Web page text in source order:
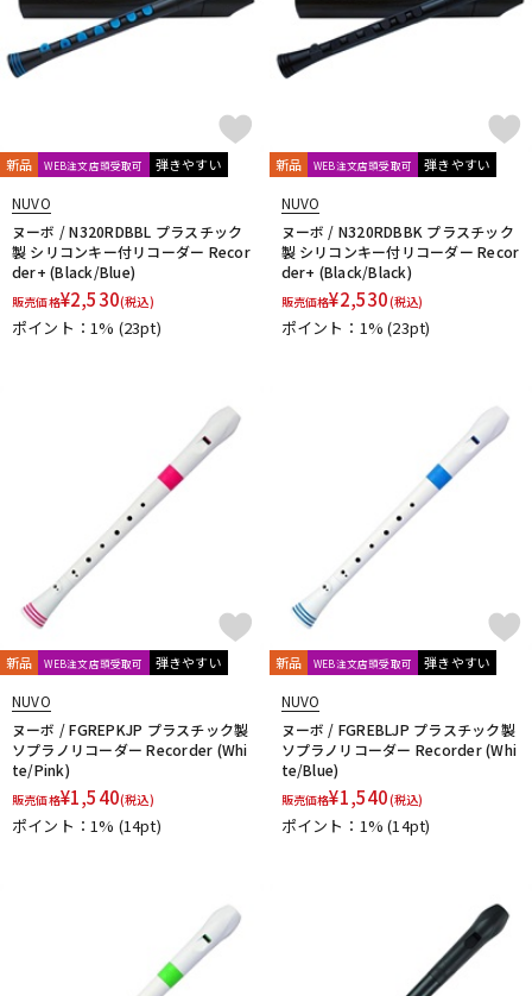
新品 WEB注文店頭受取可 弾きやすい
NUVO
ヌーボ / N320RDBBL プラスチック
製 シリコンキー付リコーダー Recor
der+ (Black/Blue)
販売価格¥2,530(税込)
ポイント：1% (23pt)
新品 WEB注文店頭受取可 弾きやすい
NUVO
ヌーボ / N320RDBBK プラスチック
製 シリコンキー付リコーダー Recor
der+ (Black/Black)
販売価格¥2,530(税込)
ポイント：1%(23pt)
新品 WEB注文店頭受取可 弾きやすい
NUVO
ヌーボ / FGREPKJP プラスチック製
ソプラノリコーダー Recorder (Whi
te/Pink)
販売価格¥1,540(税込)
ポイント：1% (14pt)
新品 WEB注文店頭受取可 弾きやすい
NUVO
ヌーボ / FGREBLJP プラスチック製
ソプラノリコーダー Recorder (Whi
te/Blue)
販売価格¥1,540(税込)
ポイント：1%(14pt)